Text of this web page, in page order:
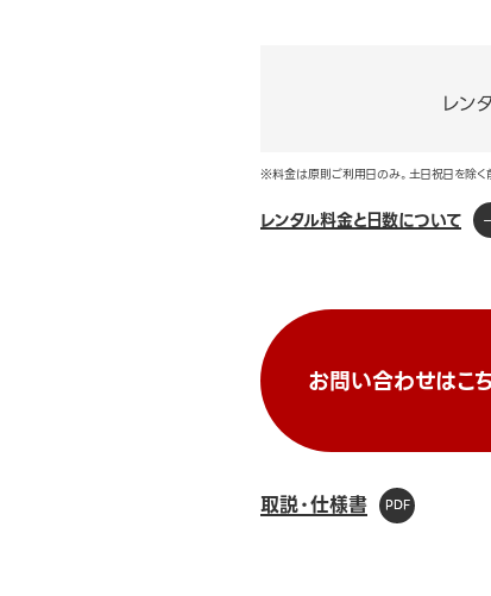
レン
※料金は原則ご利用日のみ。土日祝日を除
レンタル料金と日数について
お問い合わせはこ
取説・仕様書